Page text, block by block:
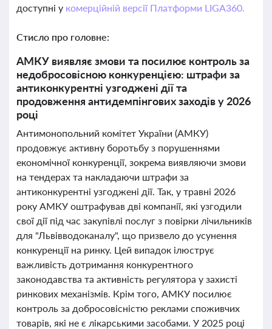
доступні у комерційній версії Платформи LIGA360.
Стисло про головне:
АМКУ виявляє змови та посилює контроль за
недобросовісною конкуренцією: штрафи за
антиконкурентні узгоджені дії та
продовження антидемпінгових заходів у 2026
році
Антимонопольний комітет України (АМКУ)
продовжує активну боротьбу з порушеннями
економічної конкуренції, зокрема виявляючи змови
на тендерах та накладаючи штрафи за
антиконкурентні узгоджені дії. Так, у травні 2026
року АМКУ оштрафував дві компанії, які узгодили
свої дії під час закупівлі послуг з повірки лічильників
для "Львівводоканалу", що призвело до усунення
конкуренції на ринку. Цей випадок ілюструє
важливість дотримання конкурентного
законодавства та активність регулятора у захисті
ринкових механізмів. Крім того, АМКУ посилює
контроль за добросовісністю реклами споживчих
товарів, які не є лікарськими засобами. У 2025 році